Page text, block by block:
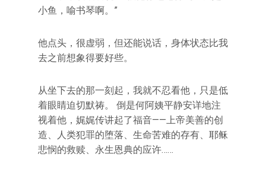
小鱼，喻书琴啊。”
他点头，很虚弱，但还能说话，身体状态比我
去之前想象得要好些。
从坐下去的那一刻起，我就不忍看他，只是低
着眼睛迫切默祷。 倒是何阿姨平静安详地注
视着他，娓娓传讲起了福音——上帝美善的创
造、人类犯罪的堕落、生命苦难的存有、耶稣
悲悯的救赎、永生恩典的应许……